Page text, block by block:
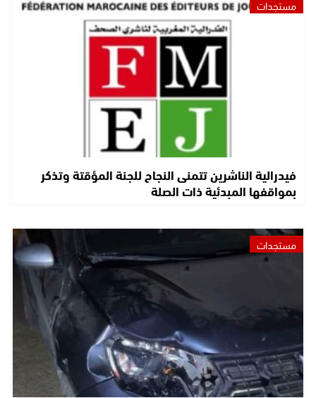
مستجدات
فيدرالية الناشرين تتمنى النجاح للجنة المؤقتة وتذكر
بمواقفها المبدئية ذات الصلة
مستجدات